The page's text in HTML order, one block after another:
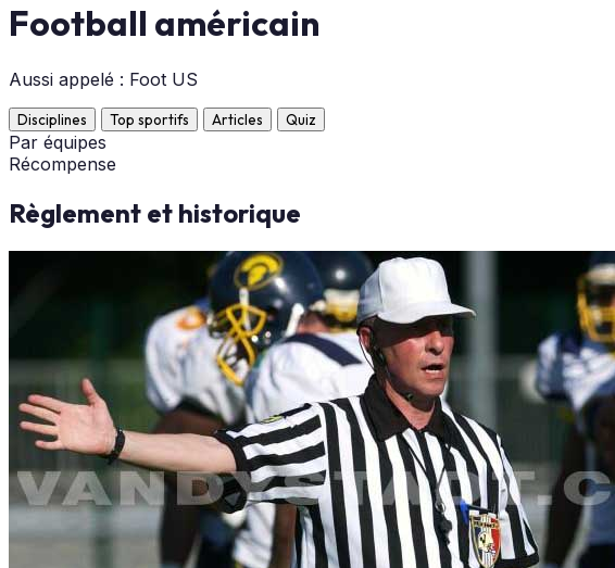
Football américain
Aussi appelé : Foot US
Disciplines Top sportifs Articles Quiz
Par équipes
Récompense
Règlement et historique